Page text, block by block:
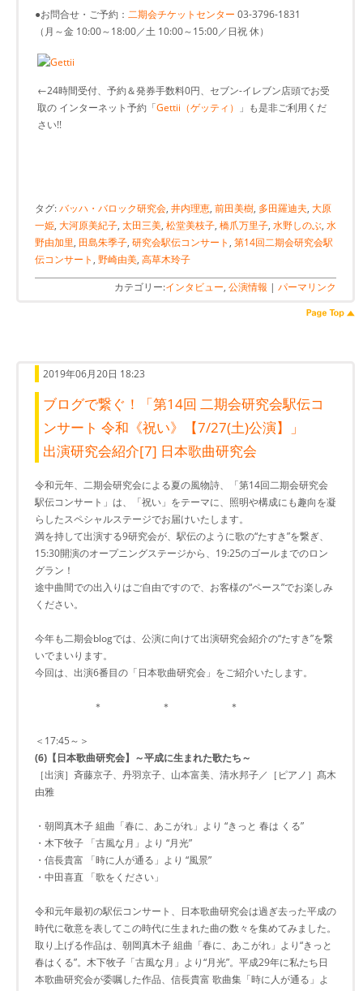
●お問合せ・ご予約： 二期会チケットセンター 03-3796-1831
（月～金 10:00～18:00／土 10:00～15:00／日祝 休）
←24時間受付、予約＆発券手数料0円、セブン-イレブン店頭でお受
取の インターネット予約「Gettii（ゲッティ）
」も是非ご利用くだ
さい!!
タグ:バッハ・バロック研究会, 井内理恵, 前田美樹, 多田羅迪夫, 大原
一姫, 大河原美紀子, 太田三美, 松堂美枝子, 橋爪万里子, 水野しのぶ, 水
野由加里, 田島朱季子, 研究会駅伝コンサート , 第14回二期会研究会駅
伝コンサート , 野崎由美, 高草木玲子
カテゴリー:インタビュー, 公演情報 | パーマリンク
2019年06月20日 18:23
ブログで繋ぐ！「第14回 二期会研究会駅伝コ
ンサート 令和《祝い》【7/27(土)公演】」
出演研究会紹介[7] 日本歌曲研究会
令和元年、二期会研究会による夏の風物詩、「第14回二期会研究会
駅伝コンサート」は、「祝い」をテーマに、照明や構成にも趣向を凝
らしたスペシャルステージでお届けいたします。
満を持して出演する9研究会が、駅伝のように歌の“たすき”を繋ぎ、
15:30開演のオープニングステージから、19:25のゴールまでのロン
グラン！
途中曲間での出入りはご自由ですので、お客様の“ペース”でお楽しみ
ください。
今年も二期会blogでは、公演に向けて出演研究会紹介の“たすき”を繋
いでまいります。
今回は、出演6番目の「日本歌曲研究会」をご紹介いたします。
＊ ＊ ＊
＜17:45～＞
(6)【日本歌曲研究会】～平成に生まれた歌たち～
［出演］斉藤京子、丹羽京子、山本富美、清水邦子／［ピアノ］髙木
由雅
・朝岡真木子 組曲「春に、あこがれ」より “きっと 春は くる”
・木下牧子 「古風な月」より “月光”
・信長貴富 「時に人が通る」より “風景”
・中田喜直 「歌をください」
令和元年最初の駅伝コンサート、日本歌曲研究会は過ぎ去った平成の
時代に敬意を表してこの時代に生まれた曲の数々を集めてみました。
取り上げる作品は、朝岡真木子 組曲「春に、あこがれ」より“きっと
春はくる”。木下牧子「古風な月」より“月光”。平成29年に私たち日
本歌曲研究会が委嘱した作品、信長貴富 歌曲集「時に人が通る」よ